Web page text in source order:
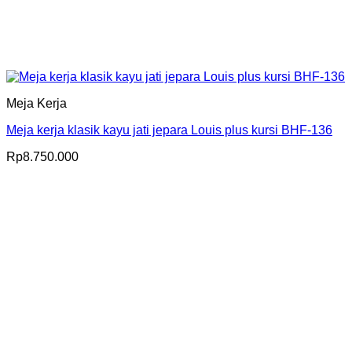
Meja Kerja
Meja kerja klasik kayu jati jepara Louis plus kursi BHF-136
Rp8.750.000